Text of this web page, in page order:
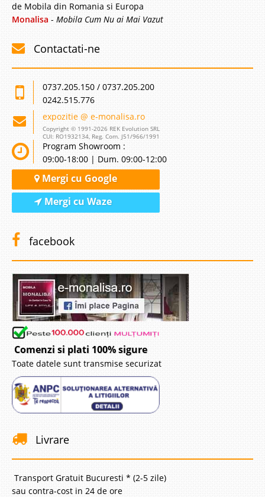
de Mobila din Romania si Europa
Monalisa - Mobila Cum Nu ai Mai Vazut
Contactati-ne
0737.205.150 / 0737.205.200
0242.515.776
expozitie @ e-monalisa.ro
Copyright © 1991-2026 REK Evolution SRL
CUI: RO1932134, Reg. Com. J51/966/1991
Program Showroom :
09:00-18:00 | Dum. 09:00-12:00
Mergi cu Google
Mergi cu Waze
facebook
Comenzi si plati 100% sigure
Toate datele sunt transmise securizat
Livrare
Transport Gratuit Bucuresti * (2-5 zile)
sau contra-cost in 24 de ore